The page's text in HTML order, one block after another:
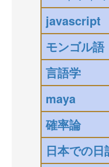
javascript
モンゴル語
言語学
maya
確率論
日本での日